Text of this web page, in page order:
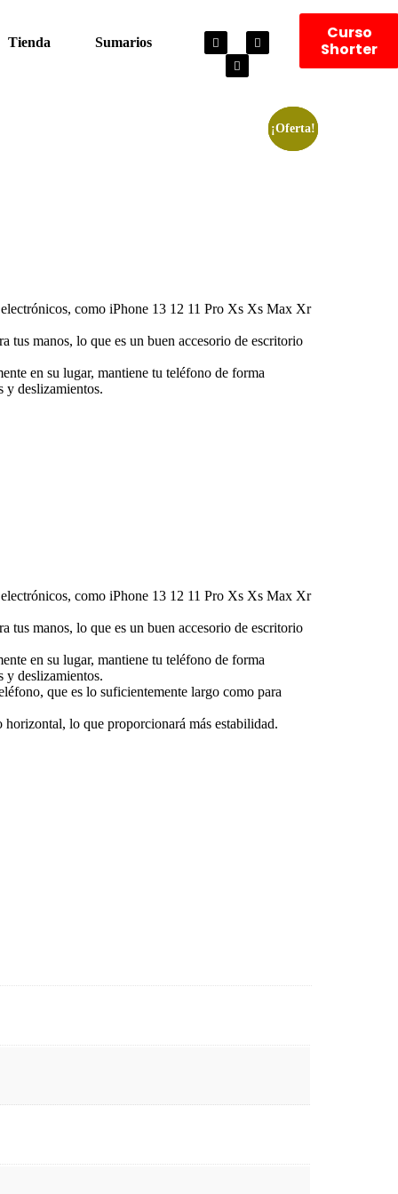
Tienda Sumarios
Curso
Shorter
como iPhone 13 12 11 Pro Xs Xs Max Xr
tus manos, lo que es un buen accesorio de escritorio
en su lugar, mantiene tu teléfono de forma
y deslizamientos.
como iPhone 13 12 11 Pro Xs Xs Max Xr
tus manos, lo que es un buen accesorio de escritorio
en su lugar, mantiene tu teléfono de forma
y deslizamientos.
que es lo suficientemente largo como para
lo que proporcionará más estabilidad.
¡Oferta!
¡Oferta!
¡Oferta!